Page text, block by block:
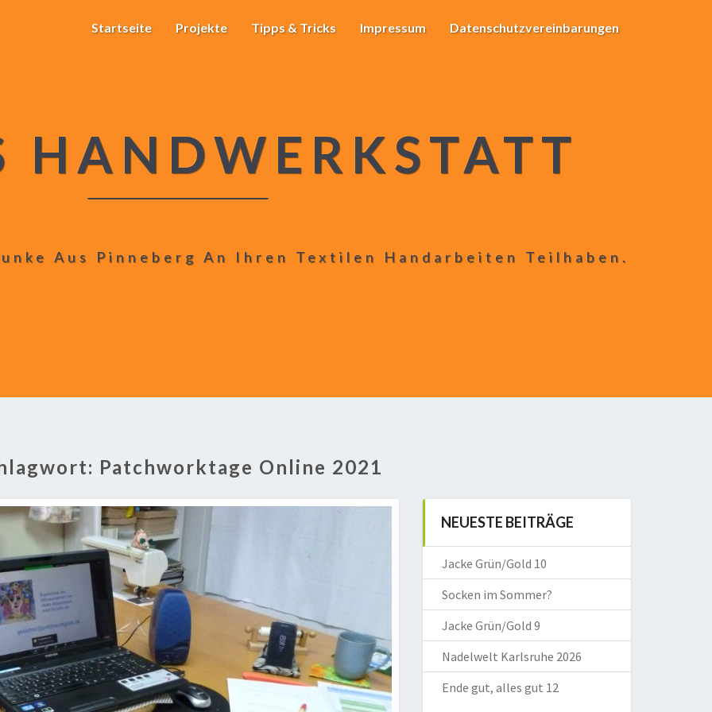
Startseite Projekte Tipps & Tricks Impressum Datenschutzvereinbarungen
HANDWERKSTATT
Aus Pinneberg An Ihren Textilen Handarbeiten Teilhaben.
Patchworktage Online 2021
NEUESTE BEITRÄGE
Jacke Grün/Gold 10
Socken im Sommer?
Jacke Grün/Gold 9
Nadelwelt Karlsruhe 2026
Ende gut, alles gut 12